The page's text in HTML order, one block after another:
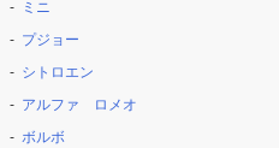
ミニ
プジョー
シトロエン
アルファ ロメオ
ボルボ